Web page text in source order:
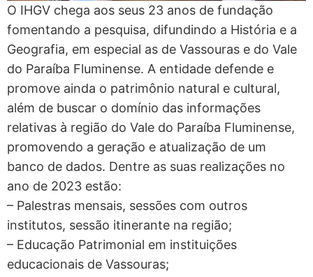
O IHGV chega aos seus 23 anos de fundação
fomentando a pesquisa, difundindo a História e a
Geografia, em especial as de Vassouras e do Vale
do Paraíba Fluminense. A entidade defende e
promove ainda o patrimônio natural e cultural,
além de buscar o domínio das informações
relativas à região do Vale do Paraíba Fluminense,
promovendo a geração e atualização de um
banco de dados. Dentre as suas realizações no
ano de 2023 estão:
– Palestras mensais, sessões com outros
institutos, sessão itinerante na região;
– Educação Patrimonial em instituições
educacionais de Vassouras;